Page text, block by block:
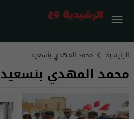
الرئيسية محمد المهدي بنسعيد
محمد المهدي بنسعيد